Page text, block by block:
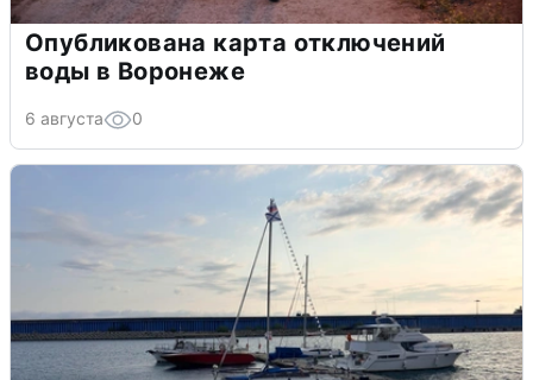
Опубликована карта отключений
воды в Воронеже
6 августа 0